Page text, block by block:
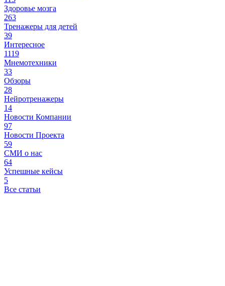
Здоровье мозга
263
Тренажеры для детей
39
Интересное
1119
Мнемотехники
33
Обзоры
28
Нейротренажеры
14
Новости Компании
97
Новости Проекта
59
СМИ о нас
64
Успешные кейсы
5
Все статьи